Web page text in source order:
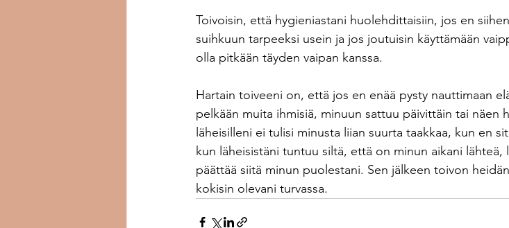
Toivoisin, että hygieniastani huolehdittaisiin, jos en
suihkuun tarpeeksi usein ja jos joutuisin käyttämään
olla pitkään täyden vaipan kanssa.
Hartain toiveeni on, että jos en enää pysty nauttimaan
pelkään muita ihmisiä, minuun sattuu päivittäin tai näen
läheisilleni ei tulisi minusta liian suurta taakkaa, kun en
kun läheisistäni tuntuu siltä, että on minun aikani
päättää siitä minun puolestani. Sen jälkeen toivon
kokisin olevani turvassa.